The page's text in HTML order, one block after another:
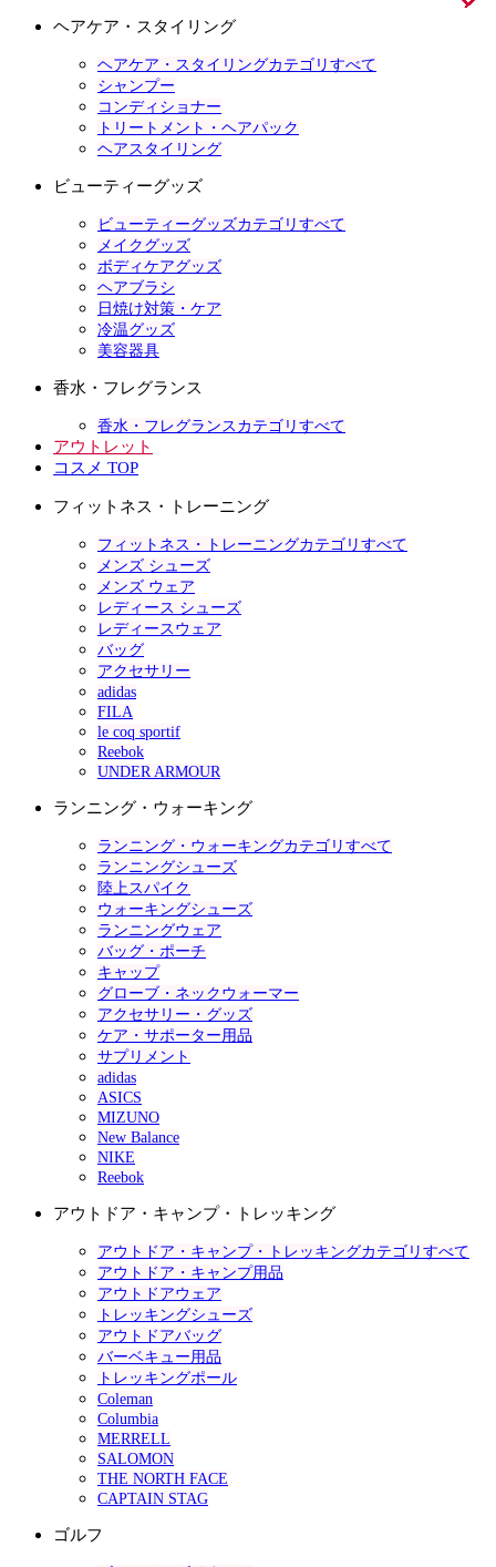
ヘアケア・スタイリング
ヘアケア・スタイリングカテゴリすべて
シャンプー
コンディショナー
トリートメント・ヘアパック
ヘアスタイリング
ビューティーグッズ
ビューティーグッズカテゴリすべて
メイクグッズ
ボディケアグッズ
ヘアブラシ
日焼け対策・ケア
冷温グッズ
美容器具
香水・フレグランス
香水・フレグランスカテゴリすべて
アウトレット
コスメ TOP
フィットネス・トレーニング
フィットネス・トレーニングカテゴリすべて
メンズ シューズ
メンズ ウェア
レディース シューズ
レディースウェア
バッグ
アクセサリー
adidas
FILA
le coq sportif
Reebok
UNDER ARMOUR
ランニング・ウォーキング
ランニング・ウォーキングカテゴリすべて
ランニングシューズ
陸上スパイク
ウォーキングシューズ
ランニングウェア
バッグ・ポーチ
キャップ
グローブ・ネックウォーマー
アクセサリー・グッズ
ケア・サポーター用品
サプリメント
adidas
ASICS
MIZUNO
New Balance
NIKE
Reebok
アウトドア・キャンプ・トレッキング
アウトドア・キャンプ・トレッキングカテゴリすべて
アウトドア・キャンプ用品
アウトドアウェア
トレッキングシューズ
アウトドアバッグ
バーベキュー用品
トレッキングポール
Coleman
Columbia
MERRELL
SALOMON
THE NORTH FACE
CAPTAIN STAG
ゴルフ